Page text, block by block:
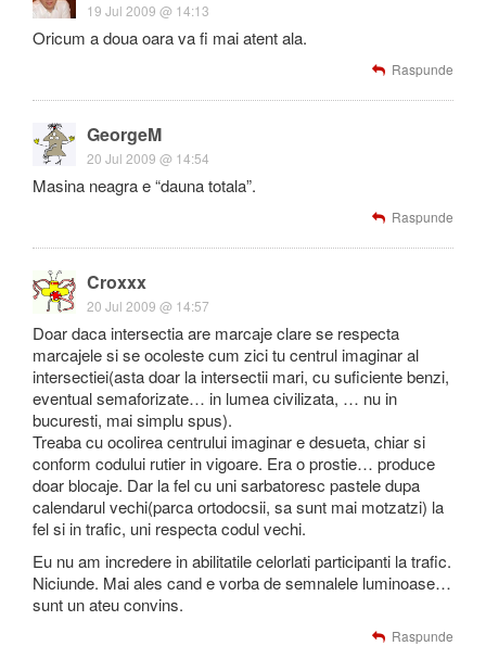
19 Jul 2009 @ 14:13
Oricum a doua oara va fi mai atent ala.
Raspunde
GeorgeM
20 Jul 2009 @ 14:54
Masina neagra e “dauna totala”.
Raspunde
Croxxx
20 Jul 2009 @ 14:57
Doar daca intersectia are marcaje clare se respecta
marcajele si se ocoleste cum zici tu centrul imaginar al
intersectiei(asta doar la intersectii mari, cu suficiente benzi,
eventual semaforizate… in lumea civilizata, … nu in
bucuresti, mai simplu spus).
Treaba cu ocolirea centrului imaginar e desueta, chiar si
conform codului rutier in vigoare. Era o prostie… produce
doar blocaje. Dar la fel cu uni sarbatoresc pastele dupa
calendarul vechi(parca ortodocsii, sa sunt mai motzatzi) la
fel si in trafic, uni respecta codul vechi.
Eu nu am incredere in abilitatile celorlati participanti la trafic.
Niciunde. Mai ales cand e vorba de semnalele luminoase…
sunt un ateu convins.
Raspunde